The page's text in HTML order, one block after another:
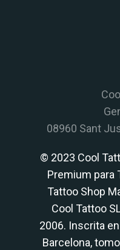
08960 Sant
© 2023 Cool
Premium para
Tattoo Shop
Cool Tattoo
2006. Inscrita
Barcelona,